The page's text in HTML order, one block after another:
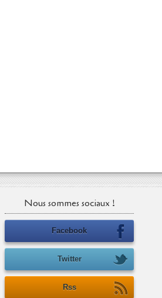
Nous sommes sociaux !
Facebook
Twitter
Rss